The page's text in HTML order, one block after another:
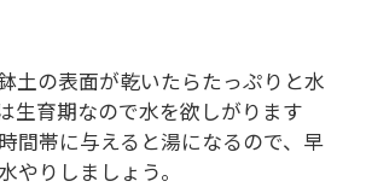
土の表面が乾いたらたっぷりと水
生育期なので水を欲しがります
間帯に与えると湯になるので、早
やりしましょう。